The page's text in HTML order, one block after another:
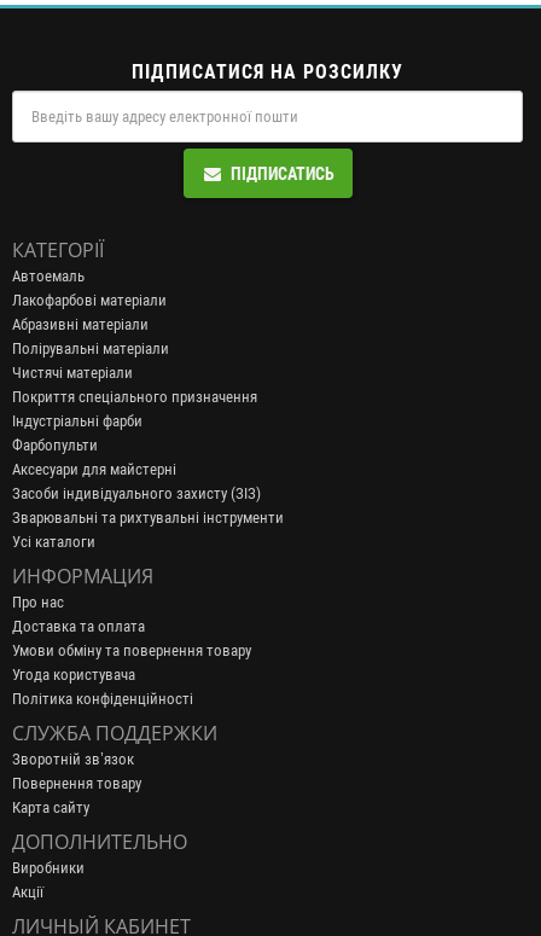
ПІДПИСАТИСЯ НА РОЗСИЛКУ
ПІДПИСАТИСЬ
КАТЕГОРІЇ
Автоемаль
Лакофарбові матеріали
Абразивні матеріали
Полірувальні матеріали
Чистячі матеріали
Покриття спеціального призначення
Індустріальні фарби
Фарбопульти
Аксесуари для майстерні
Засоби індивідуального захисту (ЗІЗ)
Зварювальні та рихтувальні інструменти
Усі каталоги
ИНФОРМАЦИЯ
Про нас
Доставка та оплата
Умови обміну та повернення товару
Угода користувача
Політика конфіденційності
СЛУЖБА ПОДДЕРЖКИ
Зворотній зв’язок
Повернення товару
Карта сайту
ДОПОЛНИТЕЛЬНО
Виробники
Акції
ЛИЧНЫЙ КАБИНЕТ